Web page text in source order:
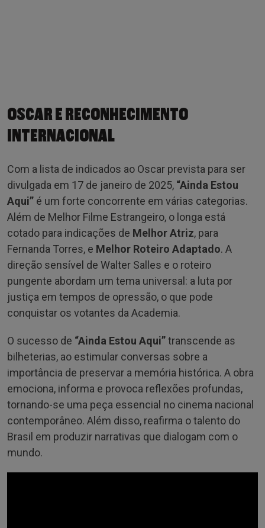
OSCAR E RECONHECIMENTO
INTERNACIONAL
Com a lista de indicados ao Oscar prevista para ser
divulgada em 17 de janeiro de 2025, “Ainda Estou
Aqui” é um forte concorrente em várias categorias.
Além de Melhor Filme Estrangeiro, o longa está
cotado para indicações de Melhor Atriz, para
Fernanda Torres, e Melhor Roteiro Adaptado. A
direção sensível de Walter Salles e o roteiro
pungente abordam um tema universal: a luta por
justiça em tempos de opressão, o que pode
conquistar os votantes da Academia.
O sucesso de “Ainda Estou Aqui”transcende as
bilheterias, ao estimular conversas sobre a
importância de preservar a memória histórica. A obra
emociona, informa e provoca reflexões profundas,
tornando-se uma peça essencial no cinema nacional
contemporâneo. Além disso, reafirma o talento do
Brasil em produzir narrativas que dialogam com o
mundo.